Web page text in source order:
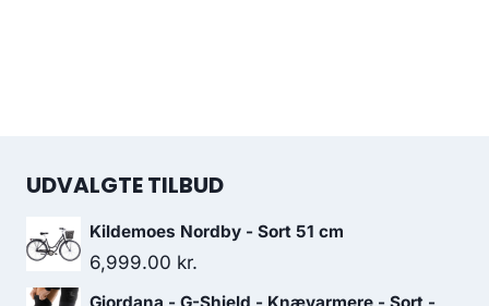
UDVALGTE TILBUD
Kildemoes Nordby - Sort 51 cm
6,999.00 kr.